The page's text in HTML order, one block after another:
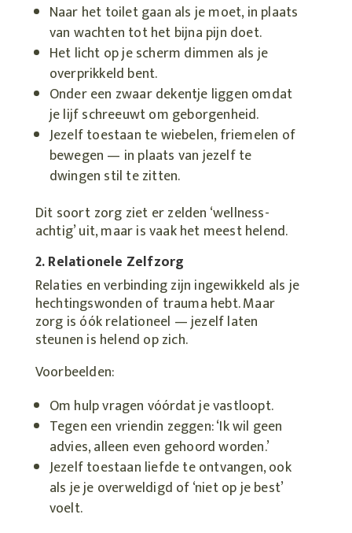
Naar het toilet gaan als je moet, in plaats
van wachten tot het bijna pijn doet.
Het licht op je scherm dimmen als je
overprikkeld bent.
Onder een zwaar dekentje liggen omdat
je lijf schreeuwt om geborgenheid.
Jezelf toestaan te wiebelen, friemelen of
bewegen — in plaats van jezelf te
dwingen stil te zitten.
Dit soort zorg ziet er zelden ‘wellness-
achtig’ uit, maar is vaak het meest helend.
2. Relationele Zelfzorg
Relaties en verbinding zijn ingewikkeld als je
hechtingswonden of trauma hebt. Maar
zorg is óók relationeel — jezelf laten
steunen is helend op zich.
Voorbeelden:
Om hulp vragen vóórdat je vastloopt.
Tegen een vriendin zeggen: ‘Ik wil geen
advies, alleen even gehoord worden.’
Jezelf toestaan liefde te ontvangen, ook
als je je overweldigd of ‘niet op je best’
voelt.